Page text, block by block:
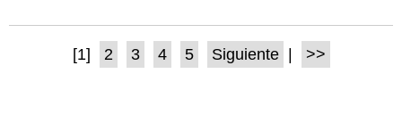
[1] 2 3 4 5 Siguiente >>